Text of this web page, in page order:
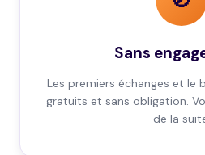
Sans
Les premiers échanges et le
gratuits et sans obligation.
de la